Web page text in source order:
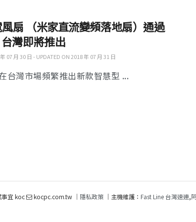
扇 （米家直流變頻落地扇）通過
灣即將推出
07 月 30 日 - UPDATED ON 2018 年 07 月 31 日
台灣市場頻繁推出新款智慧型 ...
事宜 koc kocpc.com.tw ｜ 隱私政策 ｜主機維護： Fast Line 台灣速連,